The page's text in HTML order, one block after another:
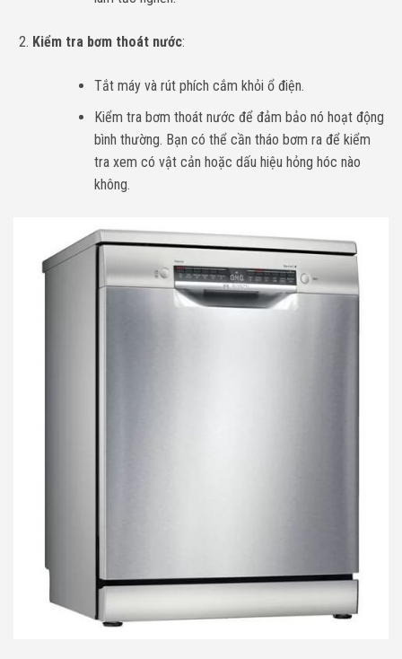
Kiểm tra bơm thoát nước:
Tắt máy và rút phích cắm khỏi ổ điện.
Kiểm tra bơm thoát nước để đảm bảo nó hoạt động
bình thường. Bạn có thể cần tháo bơm ra để kiểm
tra xem có vật cản hoặc dấu hiệu hỏng hóc nào
không.